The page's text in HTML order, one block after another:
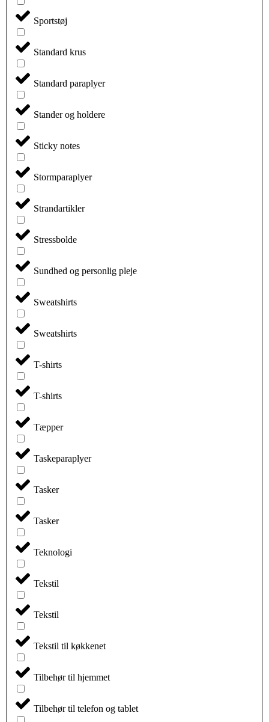
Sportstøj
Standard krus
Standard paraplyer
Stander og holdere
Sticky notes
Stormparaplyer
Strandartikler
Stressbolde
Sundhed og personlig pleje
Sweatshirts
Sweatshirts
T-shirts
T-shirts
Tæpper
Taskeparaplyer
Tasker
Tasker
Teknologi
Tekstil
Tekstil
Tekstil til køkkenet
Tilbehør til hjemmet
Tilbehør til telefon og tablet